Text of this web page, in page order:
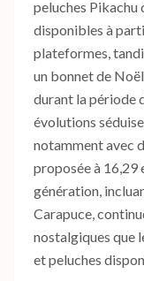
peluches
disponibles à
plateformes,
un bonnet de
durant la période
évolutions
notamment avec
proposée à 16,29
génération,
Carapuce,
nostalgiques que
et peluches